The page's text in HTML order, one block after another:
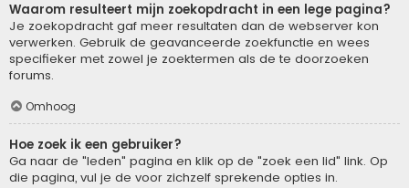
Waarom resulteert mijn zoekopdracht in een lege pagina?
Je zoekopdracht gaf meer resultaten dan de webserver kon
verwerken. Gebruik de geavanceerde zoekfunctie en wees
specifieker met zowel je zoektermen als de te doorzoeken
forums.
Omhoog
Hoe zoek ik een gebruiker?
Ga naar de "leden" pagina en klik op de "zoek een lid" link. Op
die pagina, vul je de voor zichzelf sprekende opties in.